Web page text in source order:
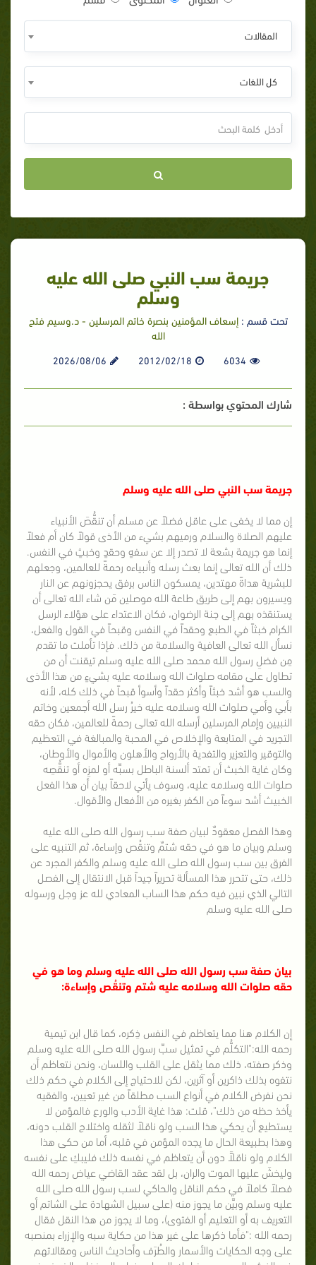
المقالات
كل اللغات
جريمة سب النبي صلى الله عليه
وسلم
تحت قسم :إسعاف المؤمنين بنصرة خاتم المرسلين - د.وسيم فتح
الله
6034
2012/02/18
2026/08/06
شارك المحتوي بواسطة :
جريمة سب النبي صلى الله عليه وسلم
إن مما لا يخفى على عاقل فضلاً عن مسلم أن تنقُّصَ الأنبياء
عليهم الصلاة والسلام ورميهم بشيء من الأذى قولاً كان أم فعلاً
إنما هو جريمة بشعة لا تصدر إلا عن سفهٍ وحقدٍ وخبثٍ في النفس.
ذلك أن الله تعالى إنما بعث رسله وأنبياءه رحمةً للعالمين، وجعلهم
للبشرية هداةً مهتدين، يمسكون الناس برفق يحجزونهم عن النار
ويسيرون بهم إلى طريق طاعة الله موصلين مَن شاء الله تعالى أن
يستنقذه بهم إلى جنة الرضوان، فكان الاعتداء على هؤلاء الرسل
الكرام خبثاً في الطبع وحقداً في النفس وقبحاً في القول والفعل،
نسأل الله تعالى العافية والسلامة من ذلك. فإذا تأملت ما تقدم
مِن فضلِ رسول الله محمد صلى الله عليه وسلم تيقنت أن من
تطاول على مقامه صلوات الله وسلامه عليه بشيءٍ من هذا الأذى
والسب هو أشد خبثاً وأكثر حقداً وأسوأ قبحاً في ذلك كله، لأنه
بأبي وأمي صلوات الله وسلامه عليه خيرُ رسل الله أجمعين وخاتم
النبيين وإمام المرسلين أرسله الله تعالى رحمةً للعالمين، فكان حقه
التجريد في المتابعة والإخلاص في المحبة والمبالغة في التعظيم
والتوقير والتعزير والتفدية بالأرواح والأهلون والأموال والأوطان،
وكان غاية الخبث أن تمتد ألسنة الباطل بسبِّه أو لمزِه أو تنقُّصِه
صلوات الله وسلامه عليه، وسوف يأتي لاحقاً بيان أن هذا الفعل
الخبيث أشد سوءاً من الكفر بغيره من الأفعال والأقوال.
وهذا الفصل معقودٌ لبيان صفة سب رسول الله صلى الله عليه
وسلم وبيان ما هو في حقه شتمٌ وتنقُص وإساءة، ثم التنبيه على
الفرق بين سب رسول الله صلى الله عليه وسلم والكفر المجرد عن
ذلك، حتى تتحرر هذا المسألة تحريراً جيداً قبل الانتقال إلى الفصل
التالي الذي نبين فيه حكم هذا الساب المعادي لله عز وجل ورسوله
صلى الله عليه وسلم
بيان صفة سب رسول الله صلى الله عليه وسلم وما هو في
حقه صلوات الله وسلامه عليه شتم وتنقُص وإساءة:
إن الكلام هنا مما يتعاظم في النفس ذِكره، كما قال ابن تيمية
رحمه الله:"التكلُّم في تمثيل سبِّ رسول الله صلى الله عليه وسلم
وذكر صفته، ذلك مما يثقل على القلب واللسان، ونحن نتعاظم أن
نتفوه بذلك ذاكرين أو آثرين، لكن للاحتياج إلى الكلام في حكم ذلك
نحن نفرض الكلام في أنواع السب مطلقاً من غير تعيين، والفقيه
يأخذ حظه من ذلك"، قلت: هذا غاية الأدب والورع فالمؤمن لا
يستطيع أن يحكي هذا السب ولو ناقلاً لثقله واختلاج القلب دونه،
وهذا بطبيعة الحال ما يجده المؤمن في قلبه، أما من حكى هذا
الكلام ولو ناقلاًَ دون أن يتعاظم في نفسه ذلك فليبكِ على نفسه
وليخشَ عليها الموت والران، بل لقد عقد القاضي عياض رحمه الله
فصلاً كاملاً في حكم الناقل والحاكي لسب رسول الله صلى الله
عليه وسلم وبيَّن ما يجوز منه (على سبيل الشهادة على الشاتم أو
التعريف به أو التعليم أو الفتوى)، وما لا يجوز من هذا النقل فقال
رحمه الله :"فأما ذكرها على غير هذا من حكاية سبه والإزراء بمنصبه
على وجه الحكايات والأسمار والطُرَف وأحاديث الناس ومقالاتهم